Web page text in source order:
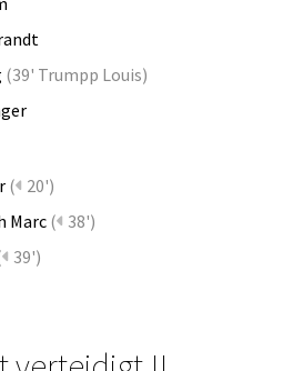
(39' Trumpp Louis)
( 20')
Marc ( 38')
39')